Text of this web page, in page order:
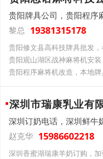
贵阳牌具公司，贵阳程序
黎总 19381315178
贵阳修文县高科技牌具批发
贵阳观山湖区战神麻将机安
贵阳程序麻将机改造，本地牌
深圳市瑞康乳业有
深圳订奶电话，深圳鲜牛
赵克华 15986602218
深圳香蜜湖瑞康羊奶订购，